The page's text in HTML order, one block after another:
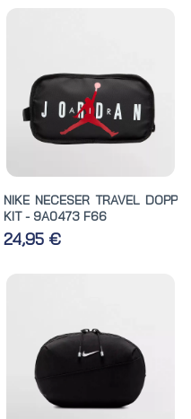
NIKE NECESER TRAVEL DOPP
KIT - 9A0473 F66
24,95 €